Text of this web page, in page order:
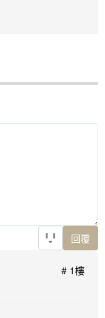
回覆
# 1樓